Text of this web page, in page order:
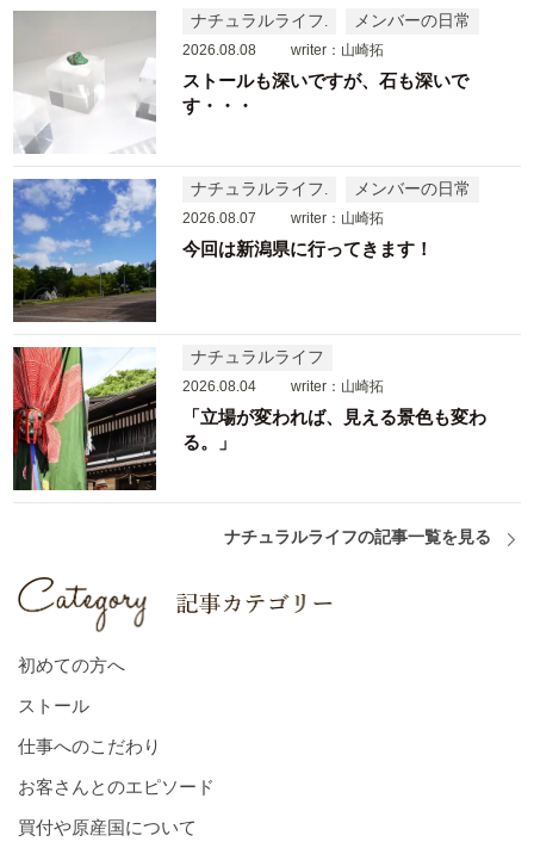
ナチュラルライフ メンバーの日常
2026.08.08 writer：山崎拓
ストールも深いですが、石も深いで
す・・・
ナチュラルライフ メンバーの日常
2026.08.07 writer：山崎拓
今回は新潟県に行ってきます！
ナチュラルライフ
2026.08.04 writer：山崎拓
「立場が変われば、見える景色も変わ
る。」
ナチュラルライフの記事一覧を見る
初めての方へ
ストール
仕事へのこだわり
お客さんとのエピソード
買付や原産国について